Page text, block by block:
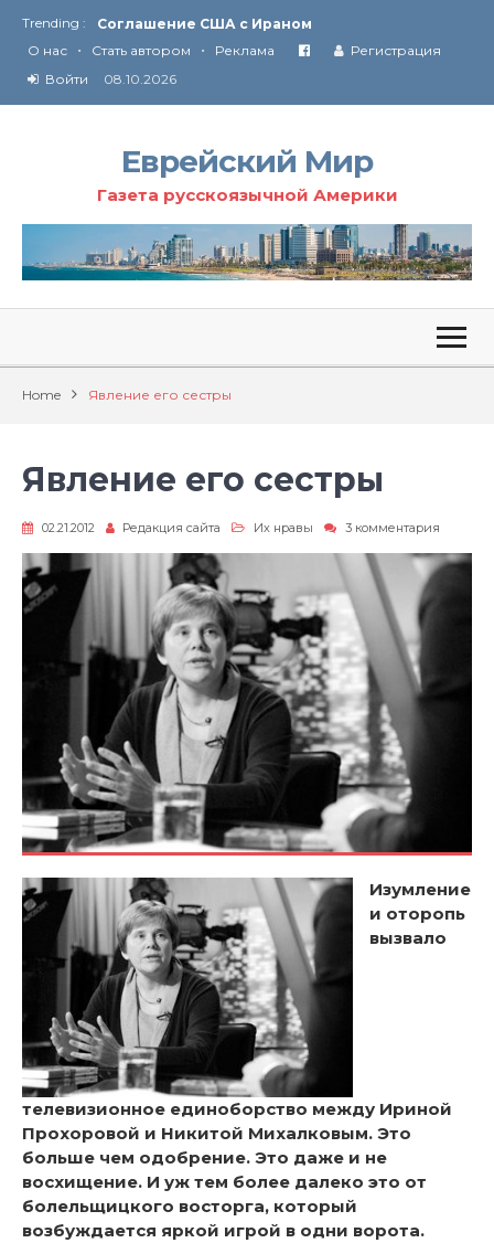
Trending :
Соглашение США с Ираном
Технология Революции в Иране
О нас • Стать автором • Реклама
Регистрация
Войти
08.10.2026
Еврейский Мир
Газета русскоязычной Америки
Home Явление его сестры
Явление его сестры
02.21.2012 Редакция сайта Их нравы 3 комментария
Явление
Изумление
и оторопь
вызвало
телевизионное единоборство между Ириной
Прохоровой и Никитой Михалковым. Это
больше чем одобрение. Это даже и не
восхищение. И уж тем более далеко это от
болельщицкого восторга, который
возбуждается яркой игрой в одни ворота.